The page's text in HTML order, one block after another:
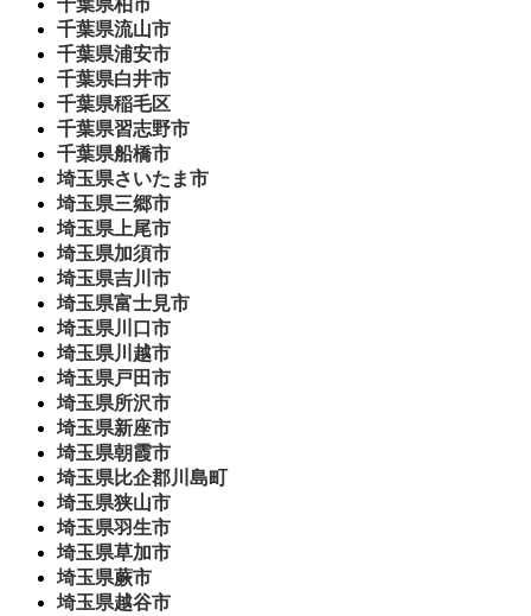
千葉県柏市
千葉県流山市
千葉県浦安市
千葉県白井市
千葉県稲毛区
千葉県習志野市
千葉県船橋市
埼玉県さいたま市
埼玉県三郷市
埼玉県上尾市
埼玉県加須市
埼玉県吉川市
埼玉県富士見市
埼玉県川口市
埼玉県川越市
埼玉県戸田市
埼玉県所沢市
埼玉県新座市
埼玉県朝霞市
埼玉県比企郡川島町
埼玉県狭山市
埼玉県羽生市
埼玉県草加市
埼玉県蕨市
埼玉県越谷市